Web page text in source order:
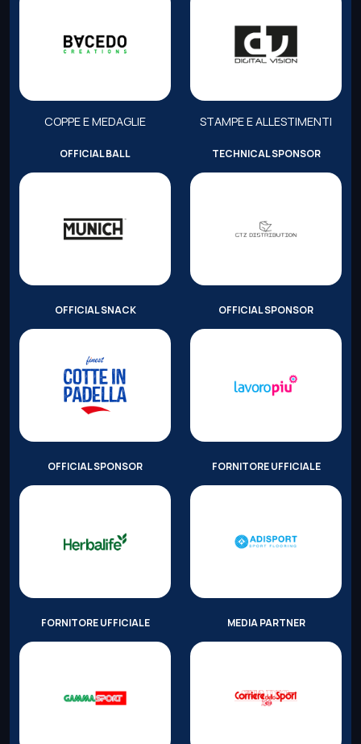
COPPE E MEDAGLIE STAMPE E ALLESTIMENTI
OFFICIAL BALL TECHNICAL SPONSOR
OFFICIAL SNACK OFFICIAL SPONSOR
OFFICIAL SPONSOR FORNITORE UFFICIALE
FORNITORE UFFICIALE MEDIA PARTNER